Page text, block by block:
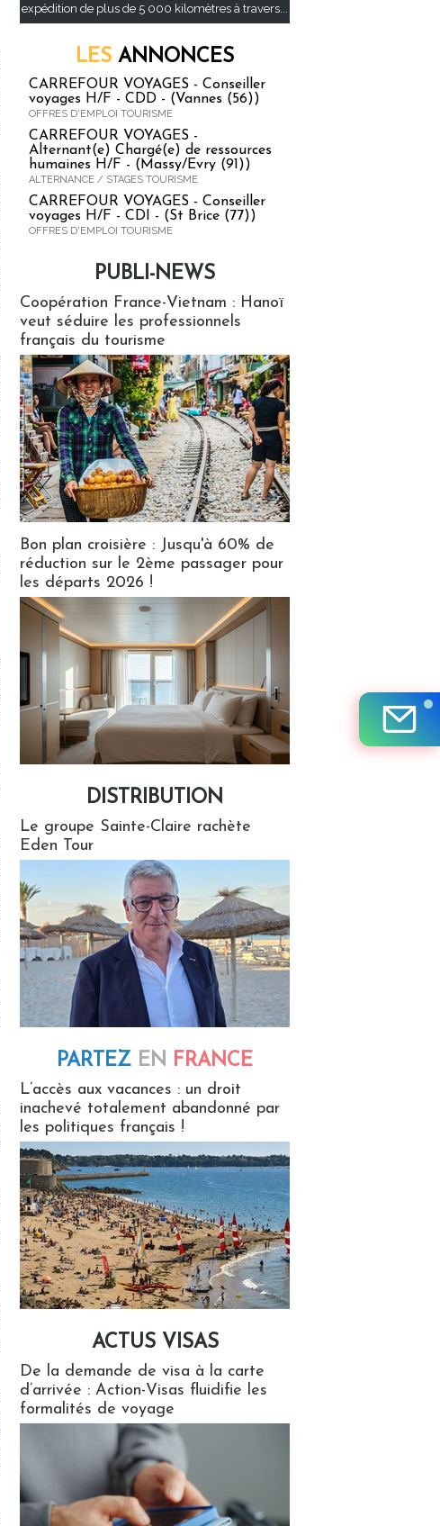
expédition de plus de 5 000 kilomètres à travers...
LES ANNONCES
CARREFOUR VOYAGES - Conseiller
voyages H/F - CDD - (Vannes (56))
OFFRES D'EMPLOI TOURISME
CARREFOUR VOYAGES -
Alternant(e) Chargé(e) de ressources
humaines H/F - (Massy/Evry (91))
ALTERNANCE / STAGES TOURISME
CARREFOUR VOYAGES - Conseiller
voyages H/F - CDI - (St Brice (77))
OFFRES D'EMPLOI TOURISME
PUBLI-NEWS
Coopération France-Vietnam : Hanoï
veut séduire les professionnels
français du tourisme
Bon plan croisière : Jusqu'à 60% de
réduction sur le 2ème passager pour
les départs 2026 !
DISTRIBUTION
Le groupe Sainte-Claire rachète
Eden Tour
PARTEZ EN FRANCE
L’accès aux vacances : un droit
inachevé totalement abandonné par
les politiques français !
ACTUS VISAS
De la demande de visa à la carte
d’arrivée : Action-Visas fluidifie les
formalités de voyage